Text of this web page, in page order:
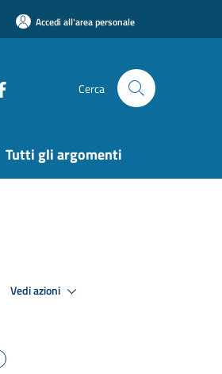
Accedi all'area personale
Cerca
Tutti gli argomenti
Vedi azioni